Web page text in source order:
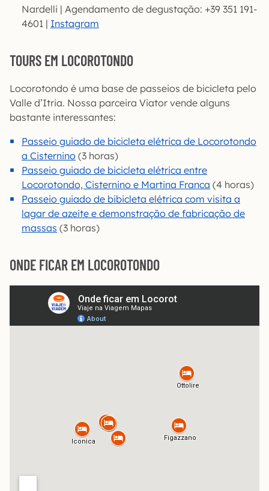
Nardelli | Agendamento de degustação: +39 351 191-
4601 | Instagram
TOURS EM LOCOROTONDO
Locorotondo é uma base de passeios de bicicleta pelo
Valle d’Itria. Nossa parceira Viator vende alguns
bastante interessantes:
Passeio guiado de bicicleta elétrica de Locorotondo
a Cisternino (3 horas)
Passeio guiado de bicicleta elétrica entre
Locorotondo, Cisternino e Martina Franca (4 horas)
Passeio guiado de bibicleta elétrica com visita a
lagar de azeite e demonstração de fabricação de
massas (3 horas)
ONDE FICAR EM LOCOROTONDO